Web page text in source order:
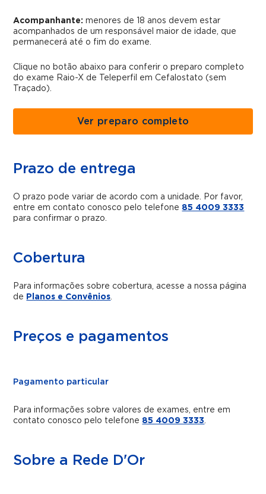
Acompanhante: menores de 18 anos devem estar
acompanhados de um responsável maior de idade, que
permanecerá até o fim do exame.
Clique no botão abaixo para conferir o preparo completo
do exame Raio-X de Teleperfil em Cefalostato (sem
Traçado).
Ver preparo completo
Prazo de entrega
O prazo pode variar de acordo com a unidade. Por favor,
entre em contato conosco pelo telefone 85 4009 3333
para confirmar o prazo.
Cobertura
Para informações sobre cobertura, acesse a nossa página
de Planos e Convênios.
Preços e pagamentos
Pagamento particular
Para informações sobre valores de exames, entre em
contato conosco pelo telefone 85 4009 3333.
Sobre a Rede D'Or